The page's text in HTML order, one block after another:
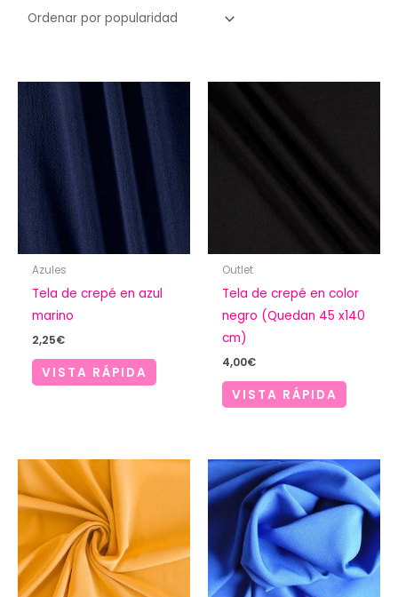
Azules
Tela de crepé en azul
marino
2,25€
VISTA RÁPIDA
Outlet
Tela de crepé en color
negro (Quedan 45 x140
cm)
4,00€
VISTA RÁPIDA